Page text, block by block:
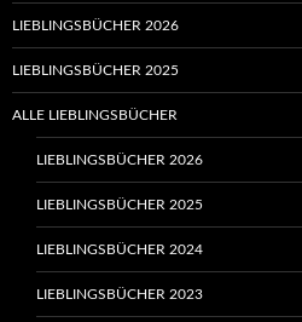
LIEBLINGSBÜCHER 2026
LIEBLINGSBÜCHER 2025
ALLE LIEBLINGSBÜCHER
LIEBLINGSBÜCHER 2026
LIEBLINGSBÜCHER 2025
LIEBLINGSBÜCHER 2024
LIEBLINGSBÜCHER 2023